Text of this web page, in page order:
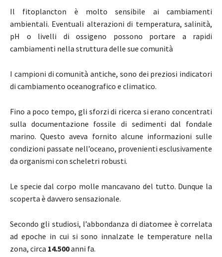
Il fitoplancton è molto sensibile ai cambiamenti
ambientali. Eventuali alterazioni di temperatura, salinità,
pH o livelli di ossigeno possono portare a rapidi
cambiamenti nella struttura delle sue comunità
I campioni di comunità antiche, sono dei preziosi indicatori
di cambiamento oceanografico e climatico.
Fino a poco tempo, gli sforzi di ricerca si erano concentrati
sulla documentazione fossile di sedimenti dal fondale
marino. Questo aveva fornito alcune informazioni sulle
condizioni passate nell’oceano, provenienti esclusivamente
da organismi con scheletri robusti.
Le specie dal corpo molle mancavano del tutto. Dunque la
scoperta è davvero sensazionale.
Secondo gli studiosi, l’abbondanza di diatomee è correlata
ad epoche in cui si sono innalzate le temperature nella
zona, circa 14.500anni fa.